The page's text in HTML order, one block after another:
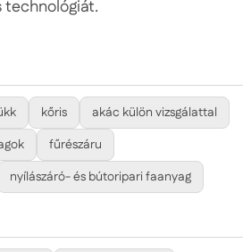
technológiát.
kőris
akác külön vizsgálattal
fűrészáru
nyílászáró- és bútoripari faanyag